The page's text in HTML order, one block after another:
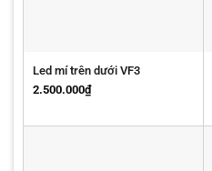
Led mí trên dưới VF3
2.500.000₫